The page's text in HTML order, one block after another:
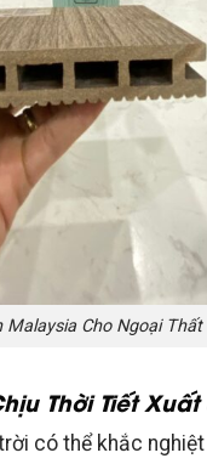
Malaysia Cho Ngoại Thất
Thời Tiết Xuất
có thể khắc